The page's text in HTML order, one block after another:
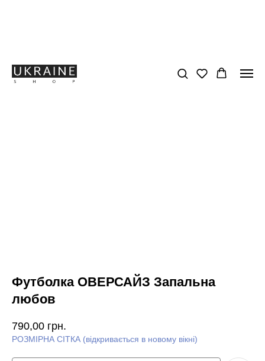
Футболка ОВЕРСАЙЗ Запальна
любов
790,00 грн.
РОЗМІРНА СІТКА (відкривається в новому вікні)